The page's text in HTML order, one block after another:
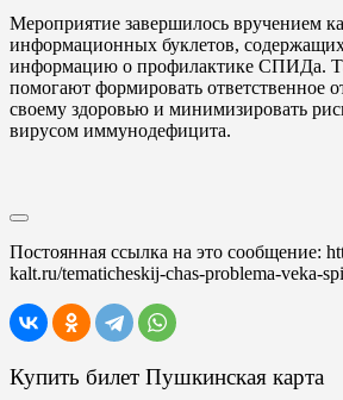
Мероприятие завершилось вручением
информационных буклетов,
информацию о профилактике СПИДа.
помогают формировать ответственное
своему здоровью и минимизировать
вирусом иммунодефицита.
Постоянная ссылка на это сообщение:
kalt.ru/tematicheskij-chas-problema-veka-
Купить билет Пушкинская карта